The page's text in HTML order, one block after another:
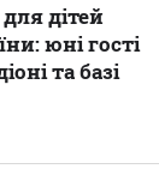
дітей
юні гості
та базі